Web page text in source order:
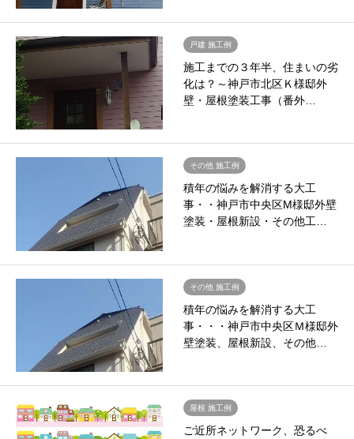
戸建 施工例
施工までの３年半、住まいの劣
化は？～神戸市北区Ｋ様邸外
壁・屋根塗装工事（番外…
その他 施工例
積年の悩みを解消する大工
事・・神戸市中央区M様邸外壁
塗装・屋根新設・その他工…
その他 施工例
積年の悩みを解消する大工
事・・・神戸市中央区Ｍ様邸外
壁塗装、屋根新設、その他…
屋根 施工例
ご近所ネットワーク、恐るべ